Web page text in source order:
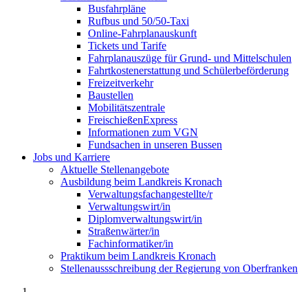
Busfahrpläne
Rufbus und 50/50-Taxi
Online-Fahrplanauskunft
Tickets und Tarife
Fahrplanauszüge für Grund- und Mittelschulen
Fahrtkostenerstattung und Schülerbeförderung
Freizeitverkehr
Baustellen
Mobilitätszentrale
FreischießenExpress
Informationen zum VGN
Fundsachen in unseren Bussen
Jobs und Karriere
Aktuelle Stellenangebote
Ausbildung beim Landkreis Kronach
Verwaltungsfachangestellte/r
Verwaltungswirt/in
Diplomverwaltungswirt/in
Straßenwärter/in
Fachinformatiker/in
Praktikum beim Landkreis Kronach
Stellenaussschreibung der Regierung von Oberfranken